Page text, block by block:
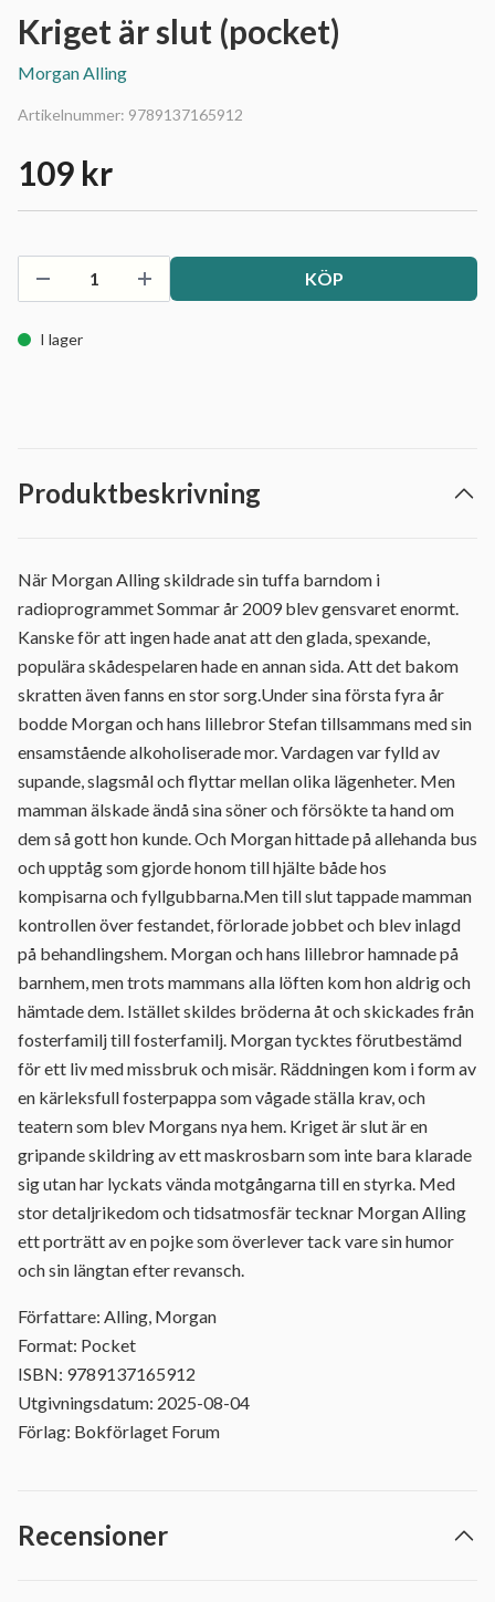
Kriget är slut (pocket)
Morgan Alling
Artikelnummer: 9789137165912
109 kr
KÖP
I lager
Produktbeskrivning
När Morgan Alling skildrade sin tuffa barndom i
radioprogrammet Sommar år 2009 blev gensvaret enormt.
Kanske för att ingen hade anat att den glada, spexande,
populära skådespelaren hade en annan sida. Att det bakom
skratten även fanns en stor sorg.Under sina första fyra år
bodde Morgan och hans lillebror Stefan tillsammans med sin
ensamstående alkoholiserade mor. Vardagen var fylld av
supande, slagsmål och flyttar mellan olika lägenheter. Men
mamman älskade ändå sina söner och försökte ta hand om
dem så gott hon kunde. Och Morgan hittade på allehanda bus
och upptåg som gjorde honom till hjälte både hos
kompisarna och fyllgubbarna.Men till slut tappade mamman
kontrollen över festandet, förlorade jobbet och blev inlagd
på behandlingshem. Morgan och hans lillebror hamnade på
barnhem, men trots mammans alla löften kom hon aldrig och
hämtade dem. Istället skildes bröderna åt och skickades från
fosterfamilj till fosterfamilj. Morgan tycktes förutbestämd
för ett liv med missbruk och misär. Räddningen kom i form av
en kärleksfull fosterpappa som vågade ställa krav, och
teatern som blev Morgans nya hem. Kriget är slut är en
gripande skildring av ett maskrosbarn som inte bara klarade
sig utan har lyckats vända motgångarna till en styrka. Med
stor detaljrikedom och tidsatmosfär tecknar Morgan Alling
ett porträtt av en pojke som överlever tack vare sin humor
och sin längtan efter revansch.
Författare: Alling, Morgan
Format: Pocket
ISBN: 9789137165912
Utgivningsdatum: 2025-08-04
Förlag: Bokförlaget Forum
Recensioner